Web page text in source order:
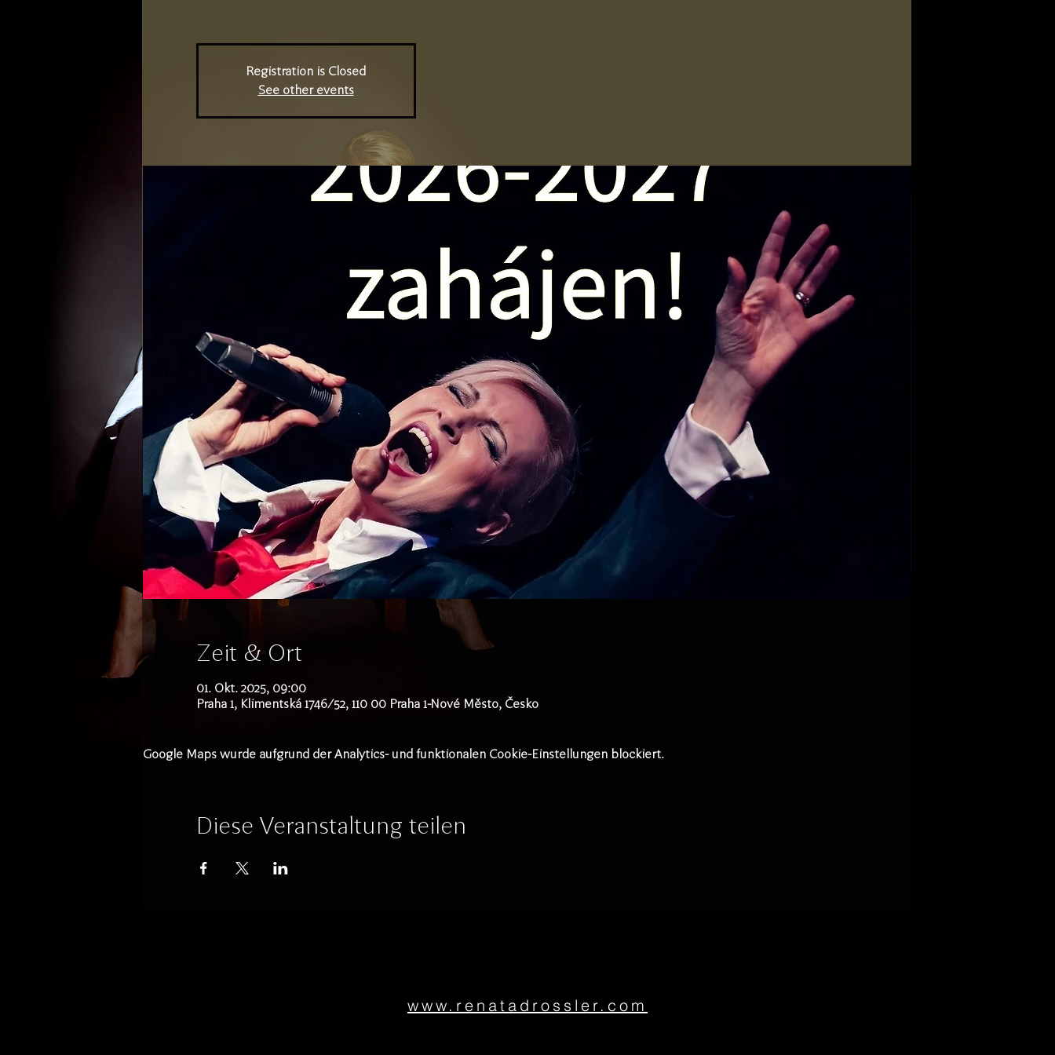
Registration is Closed
See other events
Zeit & Ort
01. Okt. 2025, 09:00
Praha 1, Klimentská 1746/52, 110 00 Praha 1-Nové Město, Česko
Google Maps wurde aufgrund der Analytics- und funktionalen Cookie-Einstellungen blockiert.
Diese Veranstaltung teilen
www.renatadrossler.com